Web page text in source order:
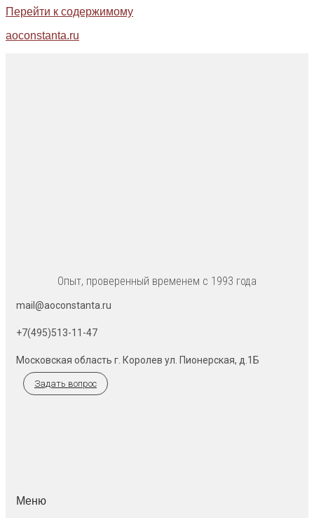
Перейти к содержимому
aoconstanta.ru
Опыт, проверенный временем с 1993 года
mail@aoconstanta.ru
+7(495)513-11-47
Московская область г. Королев ул. Пионерская, д.1Б
Задать вопрос
Меню